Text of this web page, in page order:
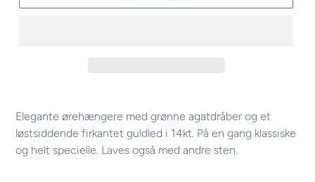
Elegante ørehængere med grønne agatdråber og et
løstsiddende firkantet guldled i 14kt. På en gang klassiske
og helt specielle. Laves også med andre sten.